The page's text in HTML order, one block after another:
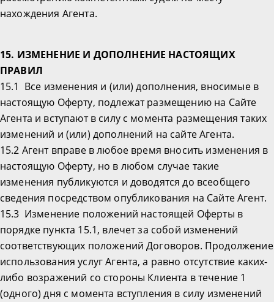
нахождения Агента.
15. ИЗМЕНЕНИЕ И ДОПОЛНЕНИЕ НАСТОЯЩИХ
ПРАВИЛ
15.1 Все изменения и (или) дополнения, вносимые в
настоящую Оферту, подлежат размещению на Сайте
Агента и вступают в силу с момента размещения таких
изменений и (или) дополнений на сайте Агента.
15.2 Агент вправе в любое время вносить изменения в
настоящую Оферту, но в любом случае такие
изменения публикуются и доводятся до всеобщего
сведения посредством опубликования на Сайте Агент.
15.3 Изменение положений настоящей Оферты в
порядке пункта 15.1, влечет за собой изменений
соответствующих положений Договоров. Продолжение
использования услуг Агента, а равно отсутствие каких-
либо возражений со стороны Клиента в течение 1
(одного) дня с момента вступления в силу изменений